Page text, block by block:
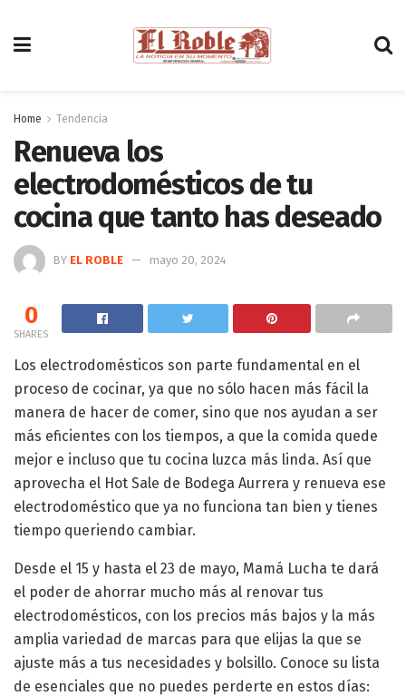
Home Tendencia
Renueva los
electrodomésticos de tu
cocina que tanto has deseado
BY EL ROBLE mayo 20, 2024
0
SHARES
Los electrodomésticos son parte fundamental en el
proceso de cocinar, ya que no sólo hacen más fácil la
manera de hacer de comer, sino que nos ayudan a ser
más eficientes con los tiempos, a que la comida quede
mejor e incluso que tu cocina luzca más linda. Así que
aprovecha el Hot Sale de Bodega Aurrera y renueva ese
electrodoméstico que ya no funciona tan bien y tienes
tiempo queriendo cambiar.
Desde el 15 y hasta el 23 de mayo, Mamá Lucha te dará
el poder de ahorrar mucho más al renovar tus
electrodomésticos, con los precios más bajos y la más
amplia variedad de marcas para que elijas la que se
ajuste más a tus necesidades y bolsillo. Conoce su lista
de esenciales que no puedes perderte en estos días: